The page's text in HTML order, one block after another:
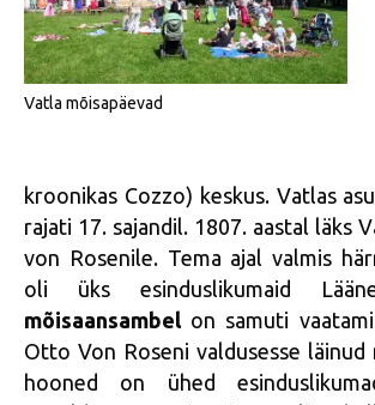
Vatla mõisapäevad
kroonikas Cozzo) keskus. Vatlas
rajati 17. sajandil. 1807. aastal läks
von Rosenile. Tema ajal valmis
oli üks esinduslikumaid
mõisaansambel on samuti
Otto Von Roseni valdusesse läinud
hooned on ühed